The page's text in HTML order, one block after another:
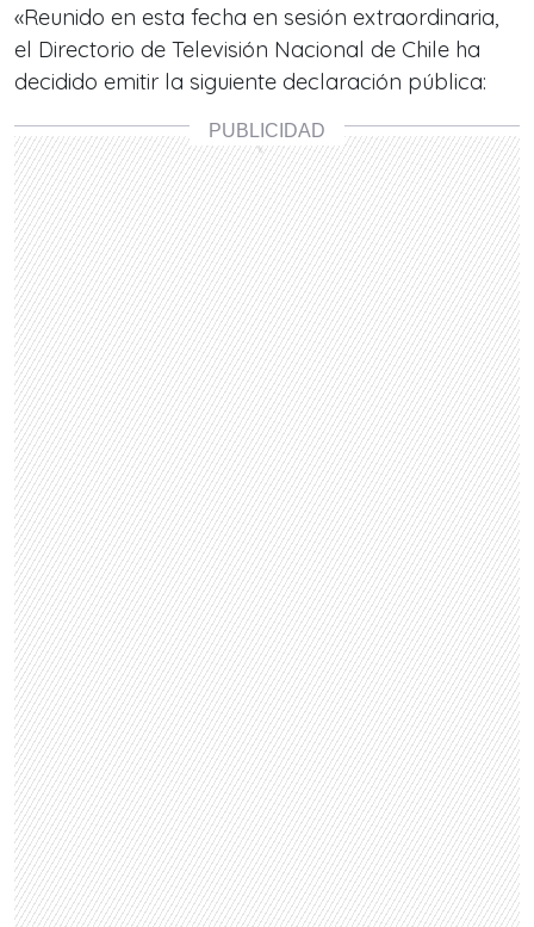
«Reunido en esta fecha en sesión extraordinaria,
el Directorio de Televisión Nacional de Chile ha
decidido emitir la siguiente declaración pública: